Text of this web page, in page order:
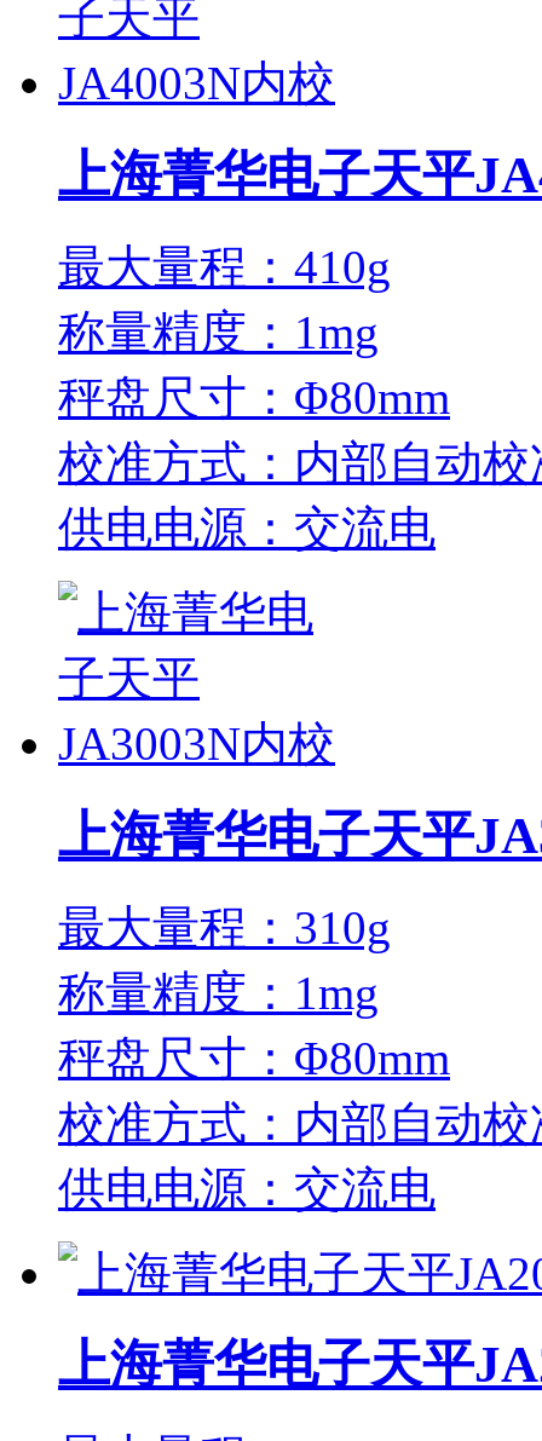
上海菁华电子天平
最大量程：410g
称量精度：1mg
秤盘尺寸：Φ80mm
校准方式：内部自动校
供电电源：交流电
上海菁华电子天平
最大量程：310g
称量精度：1mg
秤盘尺寸：Φ80mm
校准方式：内部自动校
供电电源：交流电
上海菁华电子天平